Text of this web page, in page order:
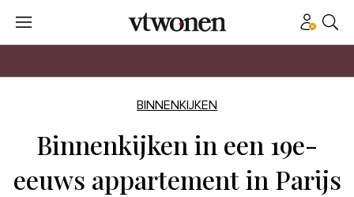
BINNENKIJKEN
Binnenkijken in een 19e-
eeuws appartement in Parijs